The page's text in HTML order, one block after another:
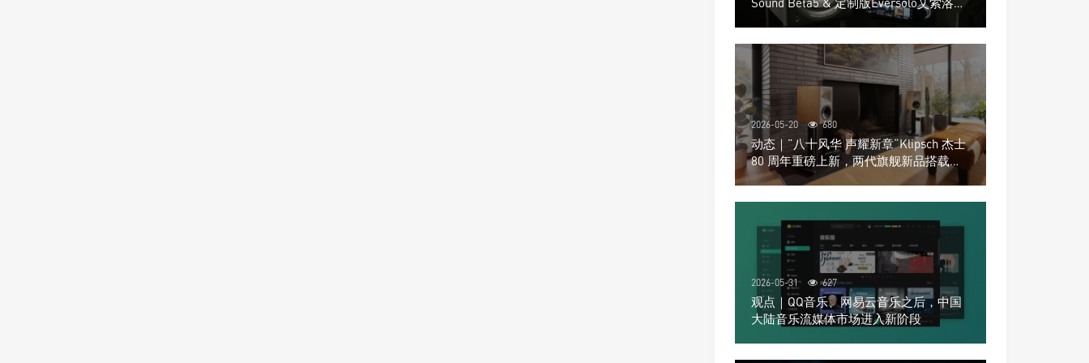
Play音响组合
2026-05-20 680
动态｜”八十风华 声耀新章“Klipsch 杰士
80 周年重磅上新，两代旗舰新品搭载硬
核配置音质再升级
2026-05-31 627
观点｜QQ音乐、网易云音乐之后，中国
大陆音乐流媒体市场进入新阶段